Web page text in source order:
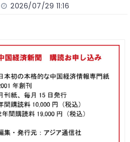
2026/07/29 11:16